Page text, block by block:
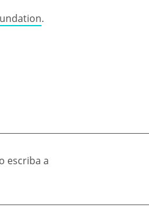
.
o escriba a